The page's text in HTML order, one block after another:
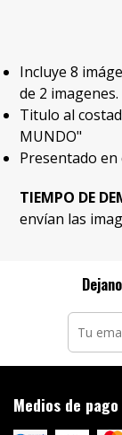
Incluye 8
de 2 imagenes.
Titulo al
MUNDO"
Presentado en
TIEMPO DE
envían las
Medios de pago